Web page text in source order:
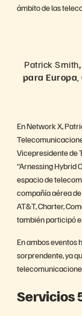
ámbito de las
Patrick Smith
para Europa,
En Network X,
Vicepresidente de
“Arnessing Hybrid
espacio de
compañía aérea
AT&T, Charter,
también participó
En ambos eventos
sorprendente, ya
Servicios